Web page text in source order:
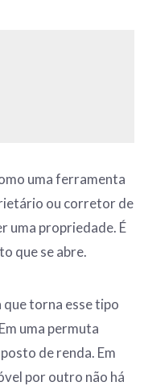
uma ferramenta
ou corretor de
uma propriedade. É
que se abre.
torna esse tipo
uma permuta
de renda. Em
por outro não há